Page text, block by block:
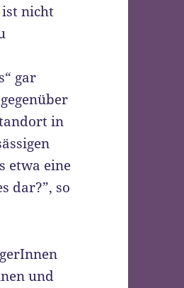
nicht
gar
in
etwa eine
dar?”, so
und